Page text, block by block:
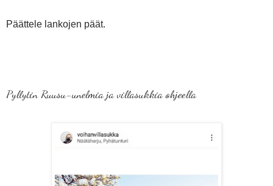
Päättele lankojen päät.
Pyllytin Ruusu-unelmia ja villasukkia ohjeella